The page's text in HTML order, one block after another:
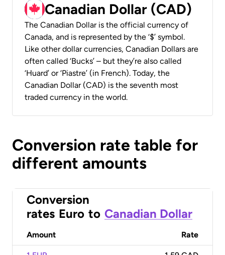
Canadian Dollar (CAD)
The Canadian Dollar is the official currency of
Canada, and is represented by the ‘$’ symbol.
Like other dollar currencies, Canadian Dollars are
often called ‘Bucks’ – but they’re also called
‘Huard’ or ‘Piastre’ (in French). Today, the
Canadian Dollar (CAD) is the seventh most
traded currency in the world.
Conversion rate table for
different amounts
Conversion
rates Euro to Canadian Dollar
Amount Rate